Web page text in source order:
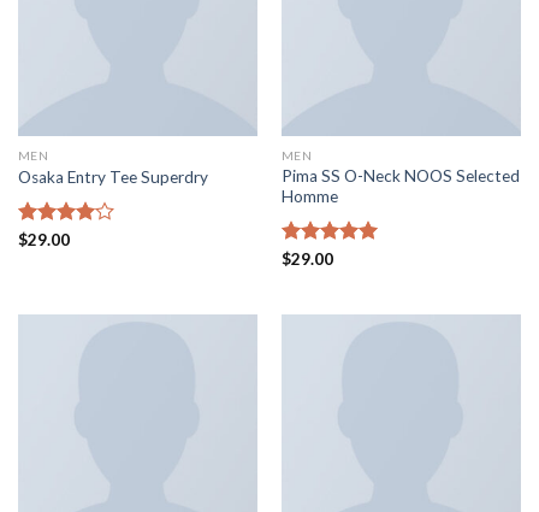
MEN
Osaka Entry Tee Superdry
Valorado
$29.00
MEN
Pima SS O-Neck NOOS Selected
Homme
Valorado en
$29.00